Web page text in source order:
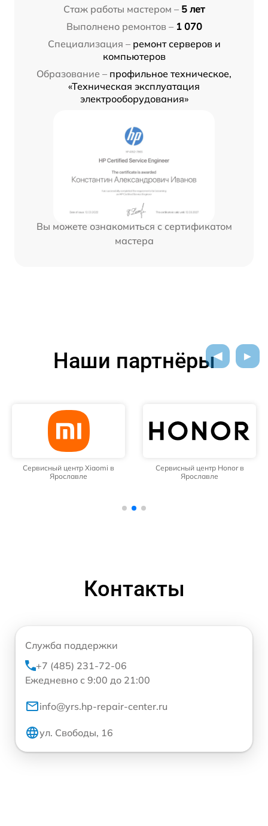
Стаж работы мастером – 5 лет
Выполнено ремонтов – 1 070
Специализация – ремонт серверов и
компьютеров
Образование – профильное техническое,
«Техническая эксплуатация
электрооборудования»
Вы можете ознакомиться с сертификатом
мастера
Наши партнёры
Сервисный центр Xiaomi в
Ярославле
Сервисный центр Honor в
Ярославле
Контакты
Служба поддержки
+7 (485) 231-72-06
Ежедневно с 9:00 до 21:00
info@yrs.hp-repair-center.ru
ул. Свободы, 16